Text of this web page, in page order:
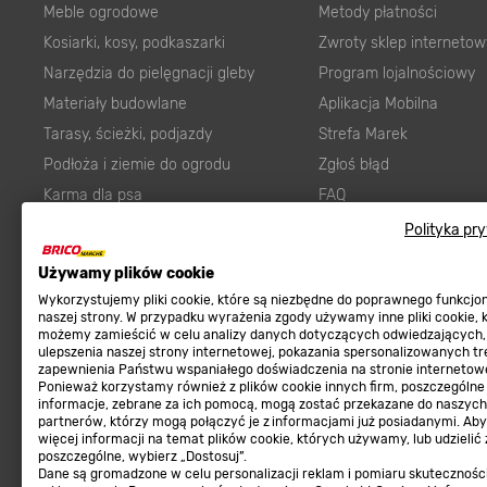
Polityka
Używamy plików cookie
Wykorzystujemy pliki cookie, które są niezbędne do poprawnego
naszej strony. W przypadku wyrażenia zgody używamy inne pliki cookie,
możemy zamieścić w celu analizy danych dotyczących odwiedzających,
ulepszenia naszej strony internetowej, pokazania spersonalizowanych
zapewnienia Państwu wspaniałego doświadczenia na stronie
Ponieważ korzystamy również z plików cookie innych firm, poszczególne
informacje, zebrane za ich pomocą, mogą zostać przekazane do naszych
partnerów, którzy mogą połączyć je z informacjami już posiadanymi.
więcej informacji na temat plików cookie, których używamy, lub udzielić
poszczególne, wybierz „Dostosuj”.
Dane są gromadzone w celu personalizacji reklam i pomiaru
Meble ogrodowe
Kosiarki, kosy, podkaszarki
Narzędzia do pielęgnacji gleby
Materiały budowlane
Tarasy, ścieżki, podjazdy
Podłoża i ziemie do ogrodu
Karma dla psa
Farby wewnętrzne białe
Elektryka
Panele
Elektronarzędzia
Płytki
Panele podłogowe
Płyty OSB/HDF
Grabie do ogrodu
Metody płatności
Zwroty sklep
Program lojalnościowy
Aplikacja Mobilna
Strefa Marek
Zgłoś błąd
FAQ
Prawny obowiązek
Regulaminy
Regulaminy
Polityka prywatności